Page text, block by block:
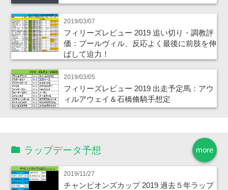
2019/03/07
フィリーズレビュー 2019 追い切り・調教評
価：プールヴィル、反応よく最後に前肢を伸
ばして迫力！
2019/03/05
フィリーズレビュー 2019 出走予定馬：アウ
ィルアウェイ＆石橋脩騎手想定
more
ラップデータ予想
2019/11/27
チャンピオンズカップ 2019 過去５年ラップ